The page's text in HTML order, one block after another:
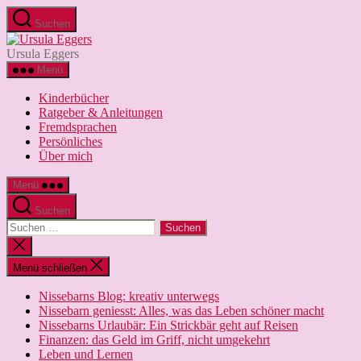
Zum
Inhalt
springen
Suchen
Ursula
Ursula Eggers
Menü
Kinderbücher
Ratgeber & Anleitungen
Fremdsprachen
Persönliches
Über mich
Menü
Suchen
Suchen
nach:
Suche
schließen
Menü schließen
Nissebarns Blog: kreativ unterwegs
Nissebarn geniesst: Alles, was das Leben schöner macht
Nissebarns Urlaubär: Ein Strickbär geht auf Reisen
Finanzen: das Geld im Griff, nicht umgekehrt
Leben und Lernen